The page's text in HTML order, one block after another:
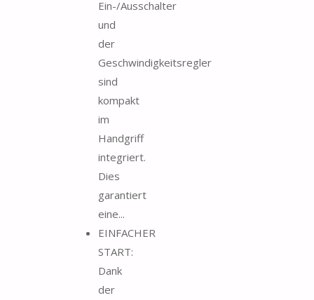
Ein-/Ausschalter
und
der
Geschwindigkeitsregler
sind
kompakt
im
Handgriff
integriert.
Dies
garantiert
eine...
EINFACHER
START:
Dank
der